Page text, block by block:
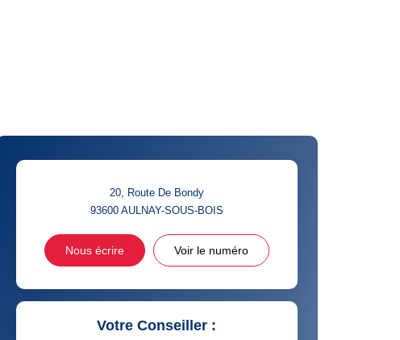
20, Route De Bondy
93600 AULNAY-SOUS-BOIS
Nous écrire Voir le numéro
Votre Conseiller :